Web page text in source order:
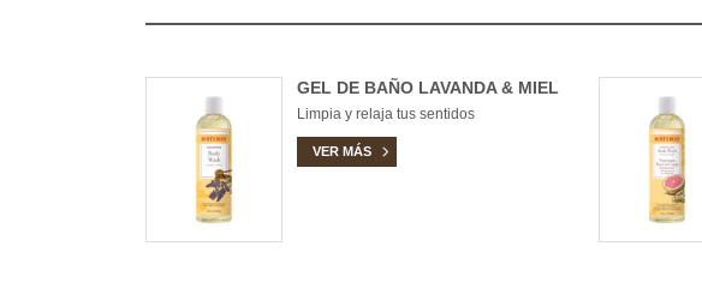
GEL DE BAÑO LAVANDA & MIEL
Limpia y relaja tus sentidos
VER MÁS